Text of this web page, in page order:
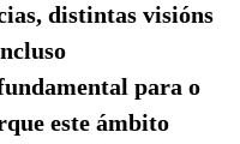
distintas visións
para o
este ámbito